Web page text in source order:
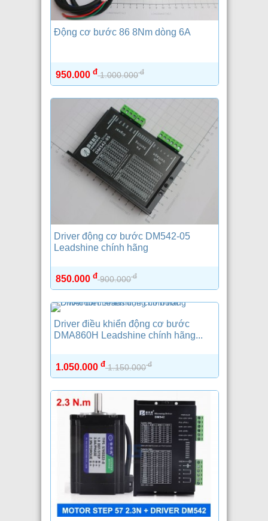
Động cơ bước 86 8Nm dòng 6A
950.000 đ1.000.000đ
Driver động cơ bước DM542-05
Leadshine chính hãng
850.000 đ900.000đ
Driver điều khiển động cơ bước
DMA860H Leadshine chính hãng...
1.050.000 đ1.150.000đ